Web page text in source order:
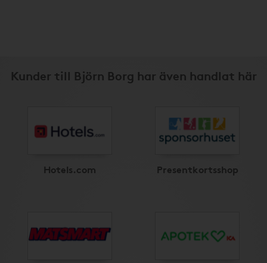
Kunder till Björn Borg har även handlat här
Hotels.com Presentkortsshop